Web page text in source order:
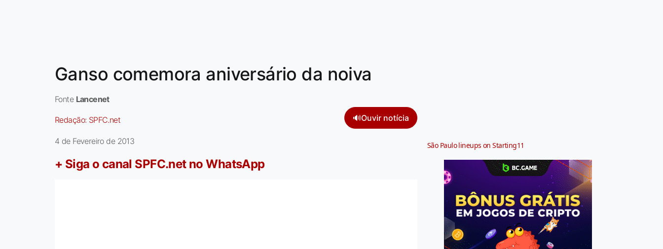
Ganso comemora aniversário da noiva
Fonte Lancenet
Redação: SPFC.net 🔊Ouvir notícia
4 de Fevereiro de 2013
+ Siga o canal SPFC.net no WhatsApp
São Paulo lineups on Starting11